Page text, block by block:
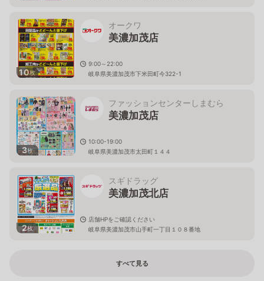
10枚
オークワ
美濃加茂店
9:00～22:00
岐阜県美濃加茂市下米田町今322-1
3枚
ファッションセンターしまむら
美濃加茂店
10:00-19:00
岐阜県美濃加茂市太田町１４４
2枚
スギドラッグ
美濃加茂北店
店舗HPをご確認ください
岐阜県美濃加茂市山手町一丁目１０８番地
すべて見る